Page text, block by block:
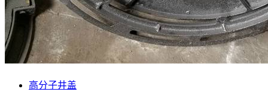
高分子井盖